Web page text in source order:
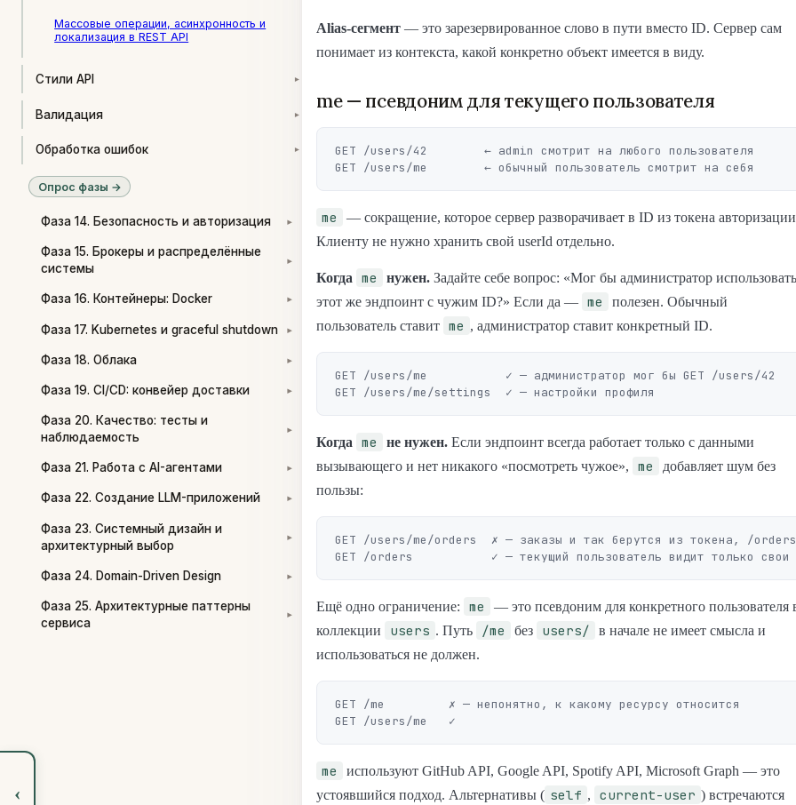
Массовые операции, асинхронность и
локализация в REST API
Стили API ▾
Валидация ▾
Обработка ошибок ▾
Опрос фазы →
Фаза 14. Безопасность и авторизация ▾
Фаза 15. Брокеры и распределённые
системы
▾
Фаза 16. Контейнеры: Docker ▾
Фаза 17. Kubernetes и graceful shutdown ▾
Фаза 18. Облака ▾
Фаза 19. CI/CD: конвейер доставки ▾
Фаза 20. Качество: тесты и
наблюдаемость
▾
Фаза 21. Работа с AI-агентами ▾
Фаза 22. Создание LLM-приложений ▾
Фаза 23. Системный дизайн и
архитектурный выбор
▾
Фаза 24. Domain-Driven Design ▾
Фаза 25. Архитектурные паттерны
сервиса
▾
‹
Alias-сегмент — это зарезервированное слово в пути вместо ID. Сервер сам
понимает из контекста, какой конкретно объект имеется в виду.
me — псевдоним для текущего пользователя
GET /users/42        ← admin смотрит на любого пользователя
me
— сокращение, которое сервер разворачивает в ID из токена
Клиенту не нужно хранить свой userId отдельно.
Когда me нужен. Задайте себе вопрос: «Мог бы администратор использовать
этот же эндпоинт с чужим ID?» Если да — me
полезен. Обычный
пользователь ставит me , администратор ставит конкретный ID.
GET /users/me           ✓ — администратор мог бы GET /users/42
Когда me не нужен. Если эндпоинт всегда работает только с данными
вызывающего и нет никакого «посмотреть чужое»,
me
добавляет шум без
пользы:
GET /users/me/orders  ✗ — заказы и так берутся из токена, /orders
Ещё одно ограничение: me
— это псевдоним для конкретного пользователя
коллекции
users . Путь /me без users/
в начале не имеет смысла и
использоваться не должен.
GET /me         ✗ — непонятно, к какому ресурсу относится
me
используют GitHub API, Google API, Spotify API, Microsoft Graph — это
устоявшийся подход. Альтернативы ( self , current-user ) встречаются